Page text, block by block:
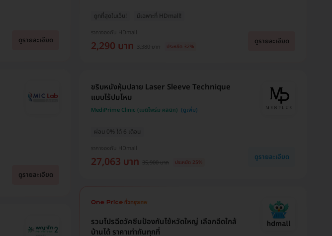
ดูรายละเอียด
ดูรายละเอียด
ถูกที่สุดในเว็บ! มีเฉพาะที่ HDmall!
ราคาจองกับ HDmall
2,290 บาท 3,380 บาท ประหยัด 32%
ดูรายละเอียด
ผ่อน 0% ได้ 6 เดือน
ขริบหนังหุ้มปลาย Laser Sleeve Technique
แบบไร้ปมไหม
MediPrime Clinic (เมดิไพร์ม คลินิก)
ราคาจองกับ HDmall
27,063 บาท 35,900 บาท ประหยัด 25%
ดูรายละเอียด
รวมโปรฉีดวัคซีนป้องกันไข้หวัดใหญ่ เลือกฉีดใกล้
บ้านได้ ราคาเท่ากันทุกที่